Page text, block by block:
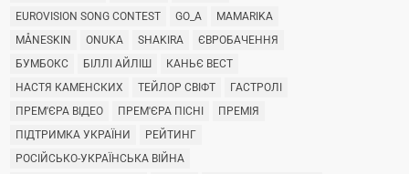
EUROVISION SONG CONTEST
GO_A
MAMARIKA
MÅNESKIN
ONUKA SHAKIRA
ЄВРОБАЧЕННЯ
БУМБОКС
БІЛЛІ АЙЛІШ
КАНЬЄ ВЕСТ
НАСТЯ КАМЕНСКИХ
ТЕЙЛОР СВІФТ
ГАСТРОЛІ
ПРЕМ'ЄРА ВІДЕО
ПРЕМ'ЄРА ПІСНІ
ПРЕМІЯ
ПІДТРИМКА УКРАЇНИ
РЕЙТИНГ
РОСІЙСЬКО-УКРАЇНСЬКА ВІЙНА